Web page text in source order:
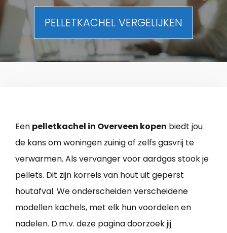
PELLETKACHEL VERGELIJKEN
Een pelletkachel in Overveen kopen biedt jou
de kans om woningen zuinig of zelfs gasvrij te
verwarmen. Als vervanger voor aardgas stook je
pellets. Dit zijn korrels van hout uit geperst
houtafval. We onderscheiden verscheidene
modellen kachels, met elk hun voordelen en
nadelen. D.m.v. deze pagina doorzoek jij